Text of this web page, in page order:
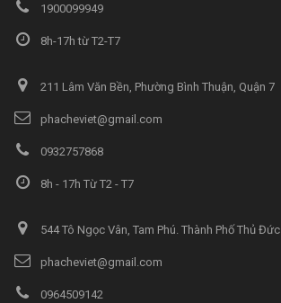
1900099949
8h-17h từ T2-T7
211 Lâm Văn Bền, Phường Bình Thuận, Quận 7
phacheviet@gmail.com
0932757868
8h - 17h Từ T2 - T7
544 Tô Ngọc Vân, Tam Phú. Thành Phố Thủ Đức
phacheviet@gmail.com
0964509142